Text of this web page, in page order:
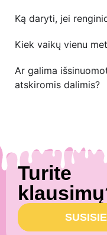
Ką daryti, jei
Kiek vaikų vienu
Ar galima
atskiromis dalimis?
Turite